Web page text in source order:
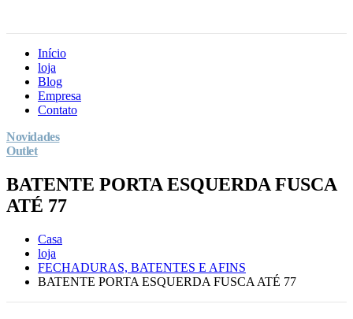
Início
loja
Blog
Empresa
Contato
Novidades
Outlet
BATENTE PORTA ESQUERDA FUSCA
ATÉ 77
Casa
loja
FECHADURAS, BATENTES E AFINS
BATENTE PORTA ESQUERDA FUSCA ATÉ 77